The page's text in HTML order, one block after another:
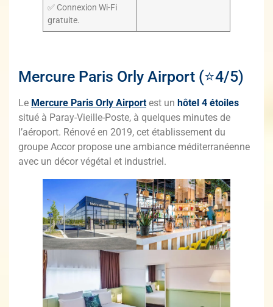
✅ Connexion Wi-Fi
gratuite.
Mercure Paris Orly Airport (⭐4/5)
Le Mercure Paris Orly Airport est un hôtel 4 étoiles
situé à Paray-Vieille-Poste, à quelques minutes de
l’aéroport. Rénové en 2019, cet établissement du
groupe Accor propose une ambiance méditerranéenne
avec un décor végétal et industriel.